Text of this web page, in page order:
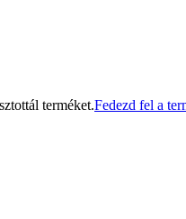
terméket.Fedezd fel a